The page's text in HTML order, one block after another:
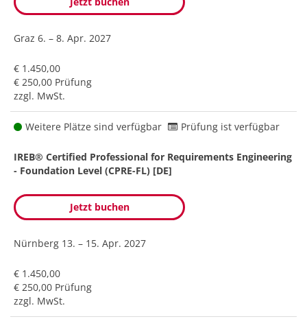
Graz 6. – 8. Apr. 2027
€ 1.450,00
€ 250,00 Prüfung
zzgl. MwSt.
Weitere Plätze sind verfügbar Prüfung ist verfügbar
IREB® Certified Professional for Requirements Engineering
- Foundation Level (CPRE-FL) [DE]
Jetzt buchen
Nürnberg 13. – 15. Apr. 2027
€ 1.450,00
€ 250,00 Prüfung
zzgl. MwSt.